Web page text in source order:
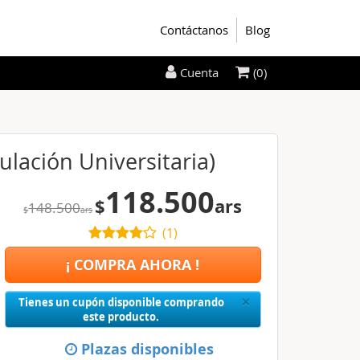
Contáctanos Blog
Universitaria)
$148.500ars $118.500ars
(1)
¡ COMPRA AHORA !
×Close
Tienes un cupón disponible comprando
este producto.
Plazas disponibles
Cuenta (0)